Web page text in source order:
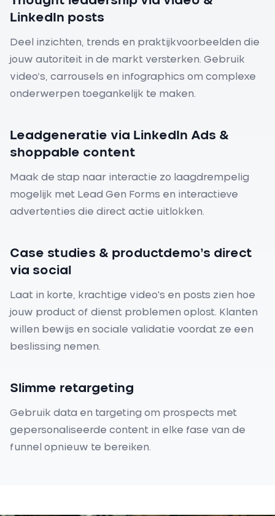
LinkedIn posts
Deel inzichten, trends en praktijkvoorbeelden die
jouw autoriteit in de markt versterken. Gebruik
video’s, carrousels en infographics om complexe
onderwerpen toegankelijk te maken.
Leadgeneratie via LinkedIn Ads &
shoppable content
Maak de stap naar interactie zo laagdrempelig
mogelijk met Lead Gen Forms en interactieve
advertenties die direct actie uitlokken.
Case studies & productdemo’s direct
via social
Laat in korte, krachtige video's en posts zien hoe
jouw product of dienst problemen oplost. Klanten
willen bewijs en sociale validatie voordat ze een
beslissing nemen.
Slimme retargeting
Gebruik data en targeting om prospects met
gepersonaliseerde content in elke fase van de
funnel opnieuw te bereiken.